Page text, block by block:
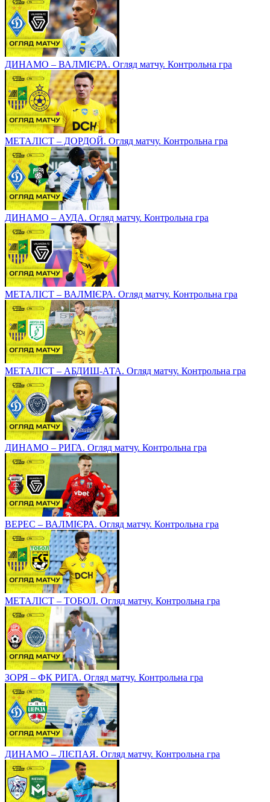
ДИНАМО – ВАЛМІЄРА. Огляд матчу. Контрольна гра
МЕТАЛІСТ – ДОРДОЙ. Огляд матчу. Контрольна гра
ДИНАМО – АУДА. Огляд матчу. Контрольна гра
МЕТАЛІСТ – ВАЛМІЄРА. Огляд матчу. Контрольна гра
МЕТАЛІСТ – АБДИШ-АТА. Огляд матчу. Контрольна гра
ДИНАМО – РИГА. Огляд матчу. Контрольна гра
ВЕРЕС – ВАЛМІЄРА. Огляд матчу. Контрольна гра
МЕТАЛІСТ – ТОБОЛ. Огляд матчу. Контрольна гра
ЗОРЯ – ФК РИГА. Огляд матчу. Контрольна гра
ДИНАМО – ЛІЄПАЯ. Огляд матчу. Контрольна гра